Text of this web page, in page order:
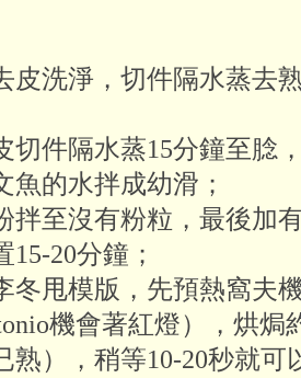
皮洗淨，切件隔水蒸去
切件隔水蒸15分鐘至腍
魚的水拌成幼滑；
拌至沒有粉粒，最後加
15-20分鐘；
冬甩模版，先預熱窩夫
機會著紅燈），烘焗
熟），稍等10-20秒就可